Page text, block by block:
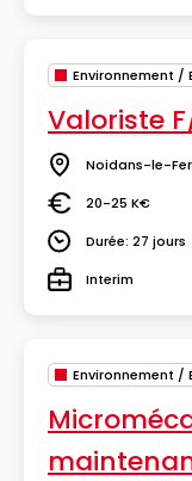
Environnement /
Valoriste
Lieu Noidans-le-
Salaire20-25 K€
DuréeDurée: 27 jours
TypeInterim
Environnement /